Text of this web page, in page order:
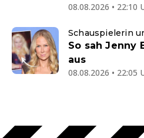
08.08.2026 • 22:10
Schauspielerin
So sah Jenny
aus
08.08.2026 • 22:05